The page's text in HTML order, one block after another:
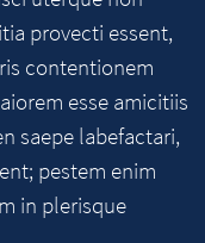
provecti essent,
contentionem
esse amicitiis
saepe labefactari,
pestem enim
in plerisque